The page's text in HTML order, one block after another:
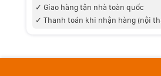
✓ Giao hàng tận nhà toàn quốc
✓ Thanh toán khi nhận hàng (nội